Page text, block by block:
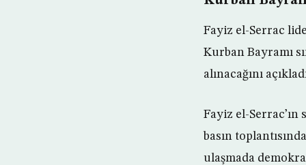
Fayiz el-Serrac
Kurban Bayramı
alınacağını
Fayiz el-
basın
ulaşmada